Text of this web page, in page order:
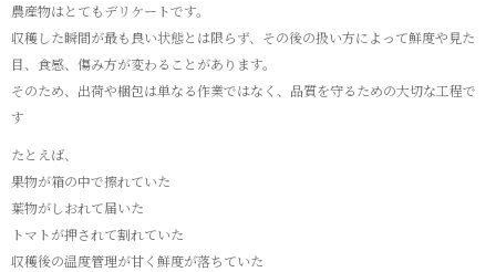
農産物はとてもデリケートです。
収穫した瞬間が最も良い状態とは限らず、その後の扱い方によって鮮度や見た
目、食感、傷み方が変わることがあります。
そのため、出荷や梱包は単なる作業ではなく、品質を守るための大切な工程で
す
たとえば、
果物が箱の中で擦れていた
葉物がしおれて届いた
トマトが押されて割れていた
収穫後の温度管理が甘く鮮度が落ちていた